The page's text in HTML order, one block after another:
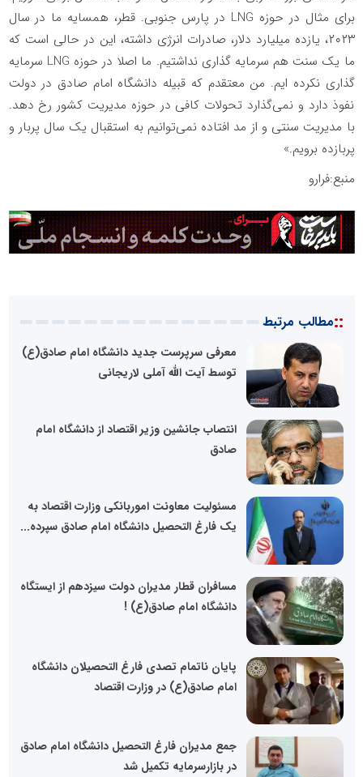
برای مثال در حوزه LNG در پارس جنوبی. قطر، همسایه ما در سال
۲۰۲۳، یازده میلیارد دلار، صادرات انرژی داشته، این در حالی است که
ما یک سنت هم سرمایه گذاری نداشتیم. ما اصلا در حوزه LNG سرمایه
گذاری نکرده ایم. من معتقدم که قبیله دانشگاه امام صادق در دولت
نفوذ دارد و نمی‌گذارد تحولات کافی در حوزه مدیریت کشور رخ دهد.
با مدیریت سنتی و از مد افتاده نمی‌توانیم به استقبال یک سال پربار و
پربازده برویم.»
منبع:فرارو
::مطالب مرتبط
معرفی سرپرست جدید دانشگاه امام صادق(ع)
توسط آیت الله آملی لاریجانی
انتصاب جانشین وزیر اقتصاد از دانشگاه امام
صادق
مسئولیت معاونت اموربانکی وزارت اقتصاد به
یک فارغ التحصیل دانشگاه امام صادق سپرده...
مسافران قطار مدیران دولت سیزدهم از ایستگاه
دانشگاه امام صادق(ع) !
پایان ناتمام تصدی فارغ التحصیلان دانشگاه
امام صادق(ع) در وزارت اقتصاد
جمع مدیران فارغ التحصیل دانشگاه امام صادق
در بازارسرمایه تکمیل شد